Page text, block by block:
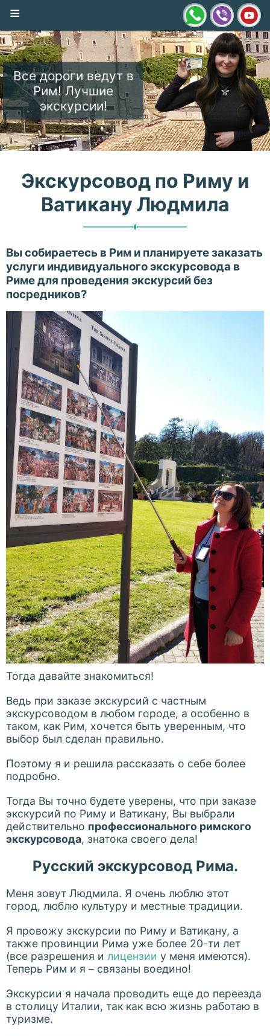
Все дороги ведут в
Рим! Лучшие
экскурсии!
≡
Экскурсовод по Риму и
Ватикану Людмила
Вы собираетесь в Рим и планируете заказать
услуги индивидуального экскурсовода в
Риме для проведения экскурсий без
посредников?
Тогда давайте знакомиться!
Ведь при заказе экскурсий с частным
экскурсоводом в любом городе, а особенно в
таком, как Рим, хочется быть уверенным, что
выбор был сделан правильно.
Поэтому я и решила рассказать о себе более
подробно.
Тогда Вы точно будете уверены, что при заказе
экскурсий по Риму и Ватикану, Вы выбрали
действительно профессионального римского
экскурсовода, знатока своего дела!
Русский экскурсовод Рима.
Меня зовут Людмила. Я очень люблю этот
город, люблю культуру и местные традиции.
Я провожу экскурсии по Риму и Ватикану, а
также провинции Рима уже более 20-ти лет
(все разрешения и лицензии у меня имеются).
Теперь Рим и я – связаны воедино!
Экскурсии я начала проводить еще до переезда
в столицу Италии, так как всю жизнь работаю в
туризме.